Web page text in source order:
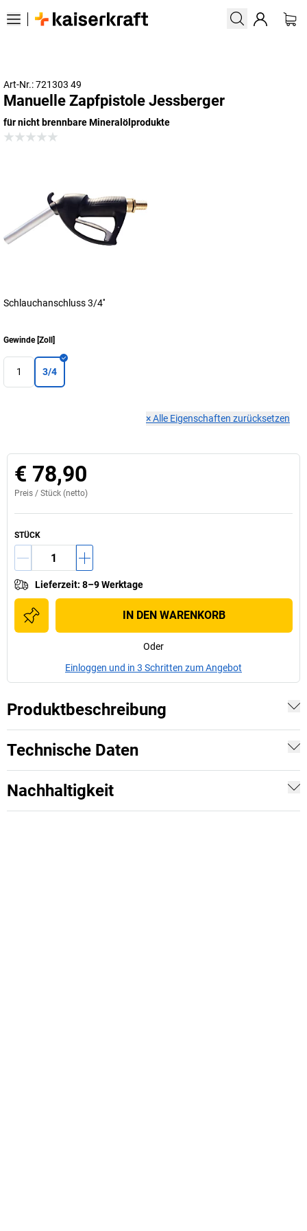
Art-Nr.: 721303 49
Manuelle Zapfpistole Jessberger
für nicht brennbare Mineralölprodukte
Schlauchanschluss 3/4''
Gewinde[Zoll ]
1 3/4
×Alle Eigenschaften zurücksetzen
€ 78,90
Preis / Stück (netto)
STÜCK
Lieferzeit: 8–9 Werktage
IN DEN WARENKORB
Oder
Einloggen und in 3 Schritten zum Angebot
Produktbeschreibung
Technische Daten
Nachhaltigkeit